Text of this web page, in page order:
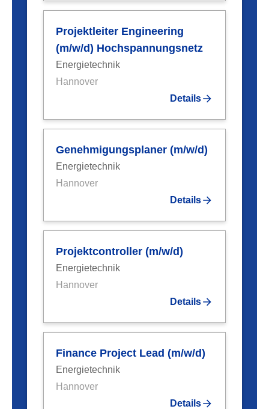
Projektleiter Engineering
(m/w/d) Hochspannungsnetz
Energietechnik
Hannover
Details
Genehmigungsplaner (m/w/d)
Energietechnik
Hannover
Details
Projektcontroller (m/w/d)
Energietechnik
Hannover
Details
Finance Project Lead (m/w/d)
Energietechnik
Hannover
Details